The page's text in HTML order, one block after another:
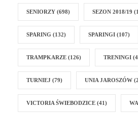
SENIORZY (698) SEZON 2018/19
SPARING (132) SPARINGI (107)
TRAMPKARZE (126) TRENINGI
TURNIEJ (79) UNIA JAROSZÓW
VICTORIA ŚWIEBODZICE (41)